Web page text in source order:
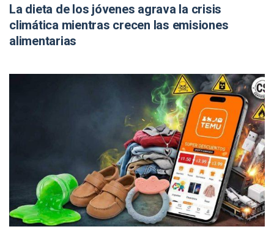
La dieta de los jóvenes agrava la crisis
climática mientras crecen las emisiones
alimentarias